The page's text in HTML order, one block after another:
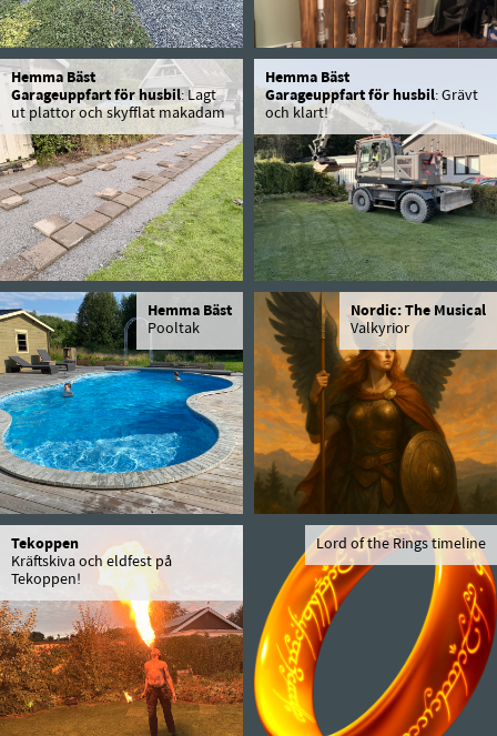
Hemma Bäst
Garageuppfart för husbil: Lagt
ut plattor och skyfflat makadam
Hemma Bäst
Garageuppfart för husbil: Grävt
och klart!
Hemma Bäst
Pooltak
Nordic: The Musical
Valkyrior
Tekoppen
Kräftskiva och eldfest på
Tekoppen!
Lord of the Rings timeline